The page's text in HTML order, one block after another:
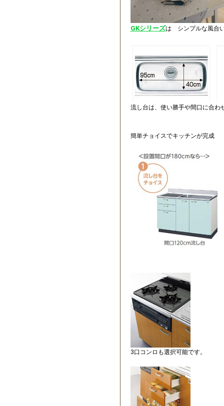
GKシリーズは シンプルな風合
流し台は、使い勝手や間口に合わ
簡単チョイスでキッチンが完成
3口コンロも選択可能です。